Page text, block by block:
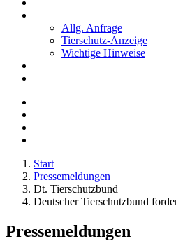
Allg. Anfrage
Tierschutz-Anzeige
Wichtige Hinweise
Start
Pressemeldungen
Dt. Tierschutzbund
Deutscher Tierschutzbund
Pressemeldungen